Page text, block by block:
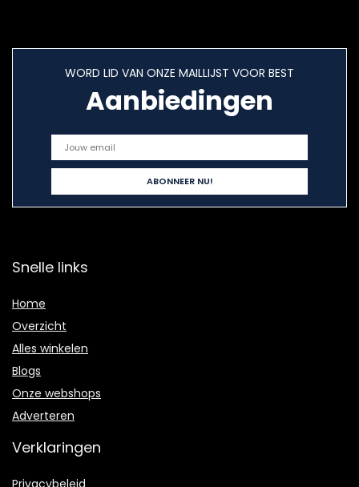
WORD LID VAN ONZE MAILLIJST VOOR BEST
Aanbiedingen
Snelle links
Home
Overzicht
Alles winkelen
Blogs
Onze webshops
Adverteren
Verklaringen